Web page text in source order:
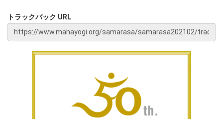
トラックバック URL